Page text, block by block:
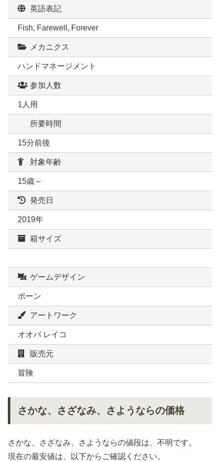
英語表記
Fish, Farewell, Forever
メカニクス
ハンドマネージメント
参加人数
1人用
所要時間
15分前後
対象年齢
15歳～
発売日
2019年
箱サイズ
ゲームデザイン
ポーン
アートワーク
オオバ レイコ
販売元
冒険
さかな、さざなみ、さようならの価格
さかな、さざなみ、さようならの値段は、不明です。
現在の最安値は、以下からご確認ください。